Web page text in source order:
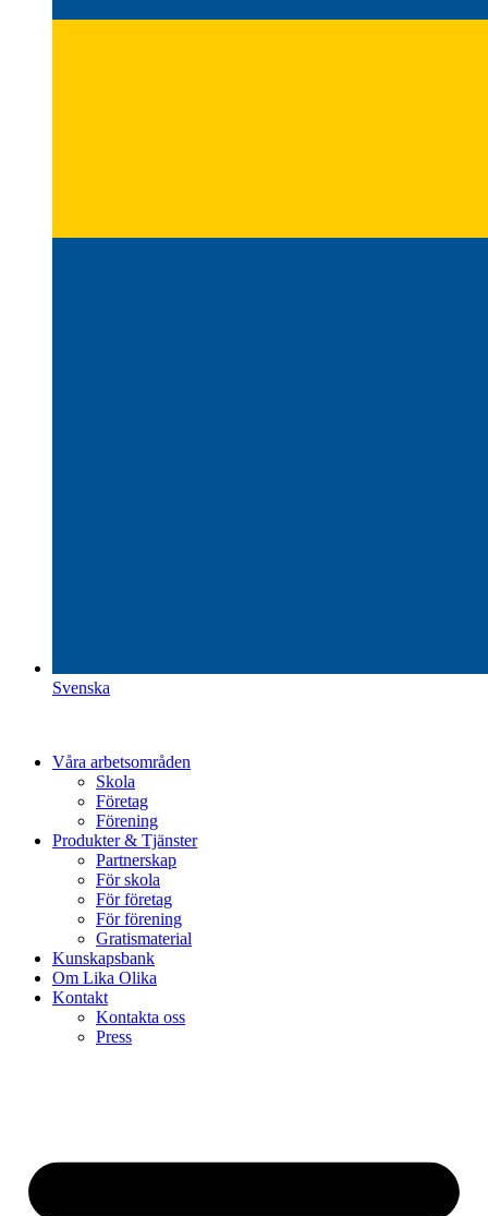
Svenska
Våra arbetsområden
Skola
Företag
Förening
Produkter & Tjänster
Partnerskap
För skola
För företag
För förening
Gratismaterial
Kunskapsbank
Om Lika Olika
Kontakt
Kontakta oss
Press